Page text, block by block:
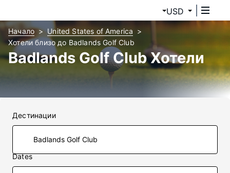
USD
Начало
United States of America
Хотели близо до Badlands Golf Club
Badlands Golf Club Хотели
Дестинации
Dates